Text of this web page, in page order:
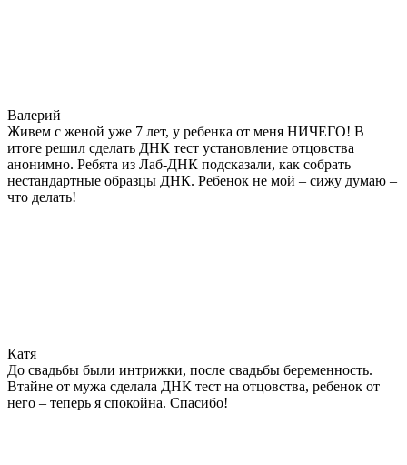
Валерий
Живем с женой уже 7 лет, у ребенка от меня НИЧЕГО! В
итоге решил сделать ДНК тест установление отцовства
анонимно. Ребята из Лаб-ДНК подсказали, как собрать
нестандартные образцы ДНК. Ребенок не мой – сижу думаю –
что делать!
Катя
До свадьбы были интрижки, после свадьбы беременность.
Втайне от мужа сделала ДНК тест на отцовства, ребенок от
него – теперь я спокойна. Спасибо!